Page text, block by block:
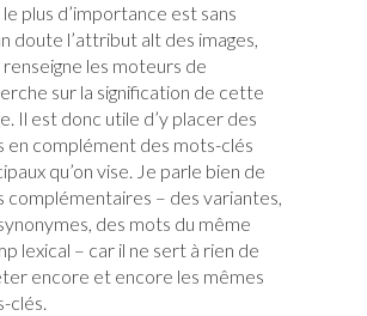
le plus d’importance est sans
doute l’attribut alt des images,
renseigne les moteurs de
sur la signification de cette
Il est donc utile d’y placer des
en complément des mots-clés
qu’on vise. Je parle bien de
complémentaires – des variantes,
des mots du même
lexical – car il ne sert à rien de
encore et encore les mêmes
clés.